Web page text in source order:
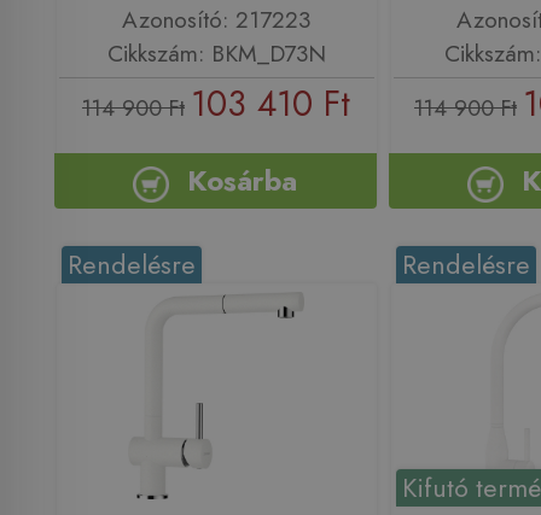
Azonosító: 217223
Cikkszám: BKM_D73N
114 900 Ft 103 410 Ft
Kosárba
114 900 Ft
Rendelésre
Kifutó
Rendelésre